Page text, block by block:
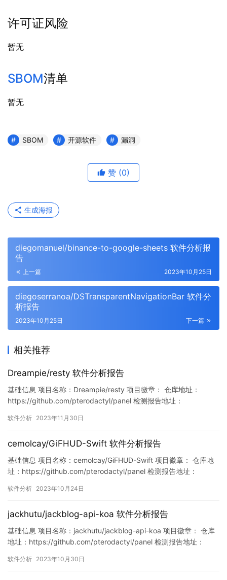
许可证风险
暂无
SBOM清单
暂无
SBOM 开源软件 漏洞
赞 (0)
生成海报
diegomanuel/binance-to-google-sheets 软件分析报
告
上一篇 2023年10月25日
diegoserranoa/DSTransparentNavigationBar 软件分
析报告
下一篇
2023年10月25日
相关推荐
Dreampie/resty 软件分析报告
基础信息 项目名称：Dreampie/resty 项目徽章： 仓库地址：
https://github.com/pterodactyl/panel 检测报告地址：
2272/1730221087016837120 此报告由Murphysec提供 漏洞列…
软件分析 2023年11月30日
cemolcay/GiFHUD-Swift 软件分析报告
基础信息 项目名称：cemolcay/GiFHUD-Swift 项目徽章： 仓库地
址：https://github.com/pterodactyl/panel 检测报告地址：
2000/1716607951926067200 此报告由Murphyse…
软件分析 2023年10月24日
jackhutu/jackblog-api-koa 软件分析报告
基础信息 项目名称：jackhutu/jackblog-api-koa 项目徽章： 仓库
地址：https://github.com/pterodactyl/panel 检测报告地址：
69664/1718936615887093760 此报告由Murp…
软件分析 2023年10月30日